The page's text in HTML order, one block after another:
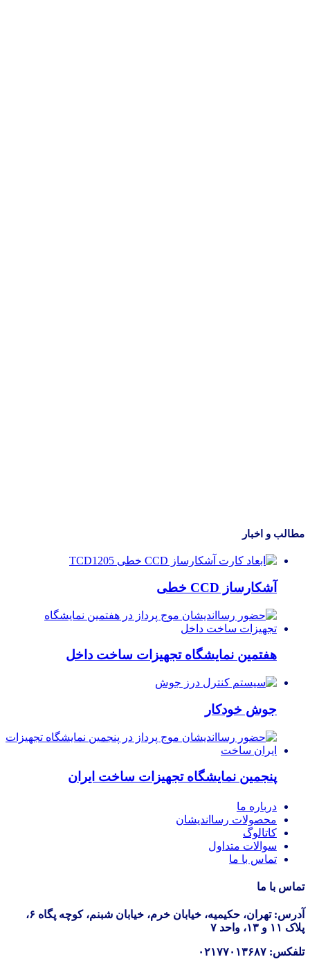
مطالب و اخبار
آشکارساز CCD خطی
هفتمین نمایشگاه تجهیزات ساخت داخل
جوش خودکار
پنجمین نمایشگاه تجهیزات ساخت ایران
درباره ما
محصولات رسااندیشان
کاتالوگ
سوالات متداول
تماس با ما
تماس با ما
آدرس: تهران، حکیمیه، خیابان خرم، خیابان شبنم، کوچه پگاه ۶،
پلاک ۱۱ و ۱۳، واحد ۷
تلفکس: ۰۲۱۷۷۰۱۳۶۸۷